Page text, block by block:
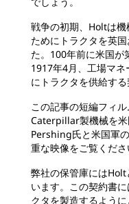
戦争の初期、Holtは
ためにトラクタを英
た。100年前に米国が
1917年4月、工場マ
にトラクタを供給す
この記事の短編フィ
Caterpillar製機械を米
Pershing氏と米国軍
重な映像をご覧くださ
弊社の保管庫には
います。この契約書
クタを製造するよう